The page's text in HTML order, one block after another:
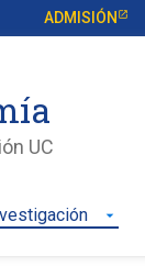
ADMISIÓN
UC
arrow_drop_down